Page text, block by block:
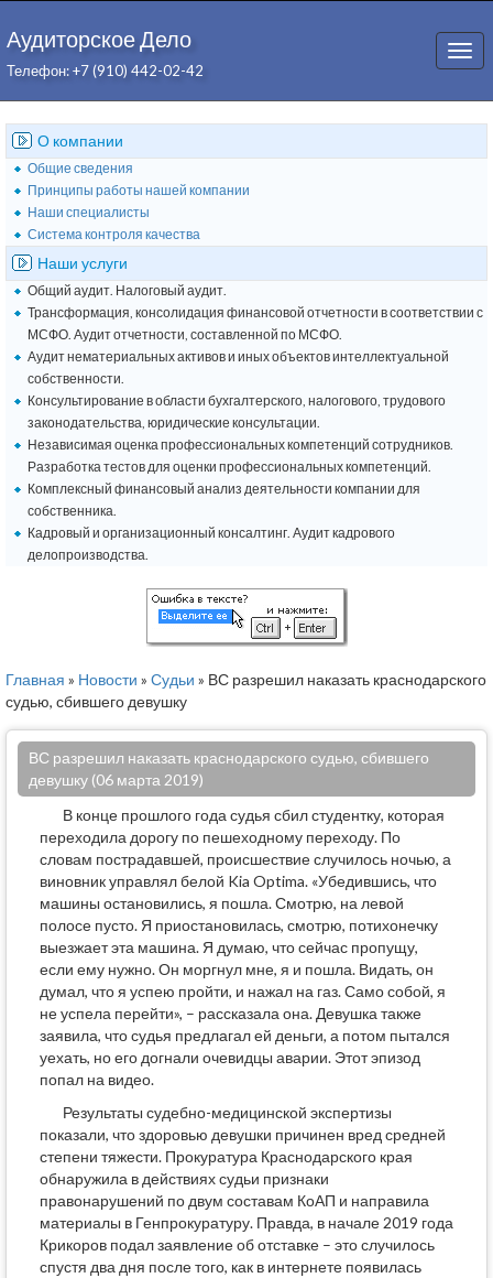
Аудиторское Дело
Телефон: +7 (910) 442-02-42
О компании
Общие сведения
Принципы работы нашей компании
Наши специалисты
Система контроля качества
Наши услуги
Общий аудит. Налоговый аудит.
Трансформация, консолидация финансовой отчетности в соответствии с
МСФО. Аудит отчетности, составленной по МСФО.
Аудит нематериальных активов и иных объектов интеллектуальной
собственности.
Консультирование в области бухгалтерского, налогового, трудового
законодательства, юридические консультации.
Независимая оценка профессиональных компетенций сотрудников.
Разработка тестов для оценки профессиональных компетенций.
Комплексный финансовый анализ деятельности компании для
собственника.
Кадровый и организационный консалтинг. Аудит кадрового
делопроизводства.
Главная » Новости » Судьи » ВС разрешил наказать краснодарского
судью, сбившего девушку
ВС разрешил наказать краснодарского судью, сбившего
девушку (06 марта 2019)
В конце прошлого года судья сбил студентку, которая
переходила дорогу по пешеходному переходу. По
словам пострадавшей, происшествие случилось ночью, а
виновник управлял белой Kia Optima. «Убедившись, что
машины остановились, я пошла. Смотрю, на левой
полосе пусто. Я приостановилась, смотрю, потихонечку
выезжает эта машина. Я думаю, что сейчас пропущу,
если ему нужно. Он моргнул мне, я и пошла. Видать, он
думал, что я успею пройти, и нажал на газ. Само собой, я
не успела перейти», – рассказала она. Девушка также
заявила, что судья предлагал ей деньги, а потом пытался
уехать, но его догнали очевидцы аварии. Этот эпизод
попал на видео.
Результаты судебно-медицинской экспертизы
показали, что здоровью девушки причинен вред средней
степени тяжести. Прокуратура Краснодарского края
обнаружила в действиях судьи признаки
правонарушений по двум составам КоАП и направила
материалы в Генпрокуратуру. Правда, в начале 2019 года
Крикоров подал заявление об отставке – это случилось
спустя два дня после того, как в интернете появилась